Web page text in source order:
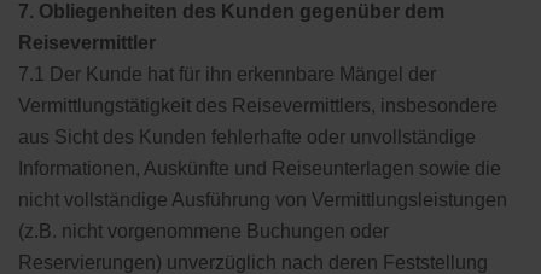
7. Obliegenheiten des Kunden gegenüber dem
Reisevermittler
7.1 Der Kunde hat für ihn erkennbare Mängel der
Vermittlungstätigkeit des Reisevermittlers, insbesondere
aus Sicht des Kunden fehlerhafte oder unvollständige
Informationen, Auskünfte und Reiseunterlagen sowie die
nicht vollständige Ausführung von Vermittlungsleistungen
(z.B. nicht vorgenommene Buchungen oder
Reservierungen) unverzüglich nach deren Feststellung